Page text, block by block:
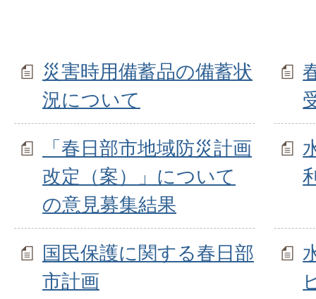
災害時用備蓄品の備蓄状
況について
「春日部市地域防災計画
改定（案）」について
の意見募集結果
国民保護に関する春日部
市計画